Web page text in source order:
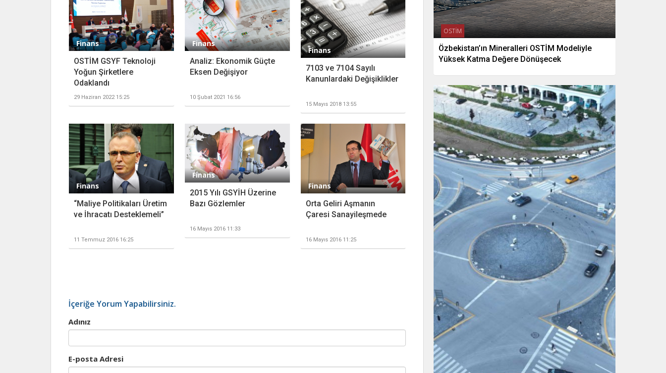
Finans
OSTİM GSYF Teknoloji
Yoğun Şirketlere
Odaklandı
29 Haziran 2022 15:25
Finans
Analiz: Ekonomik Güçte
Eksen Değişiyor
10 Şubat 2021 16:56
Finans
7103 ve 7104 Sayılı
Kanunlardaki Değişiklikler
15 Mayıs 2018 13:55
Finans
“Maliye Politikaları Üretim
ve İhracatı Desteklemeli”
11 Temmuz 2016 16:25
Finans
2015 Yılı GSYİH Üzerine
Bazı Gözlemler
16 Mayıs 2016 11:33
Finans
Orta Geliri Aşmanın
Çaresi Sanayileşmede
16 Mayıs 2016 11:25
İçeriğe Yorum Yapabilirsiniz.
Adınız
E-posta Adresi
OSTİM
Özbekistan’ın Mineralleri OSTİM Modeliyle
Yüksek Katma Değere Dönüşecek